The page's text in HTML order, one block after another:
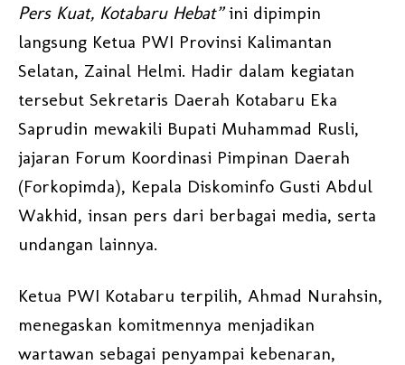
Pers Kuat, Kotabaru Hebat”ini dipimpin
langsung Ketua PWI Provinsi Kalimantan
Selatan, Zainal Helmi. Hadir dalam kegiatan
tersebut Sekretaris Daerah Kotabaru Eka
Saprudin mewakili Bupati Muhammad Rusli,
jajaran Forum Koordinasi Pimpinan Daerah
(Forkopimda), Kepala Diskominfo Gusti Abdul
Wakhid, insan pers dari berbagai media, serta
undangan lainnya.
Ketua PWI Kotabaru terpilih, Ahmad Nurahsin,
menegaskan komitmennya menjadikan
wartawan sebagai penyampai kebenaran,